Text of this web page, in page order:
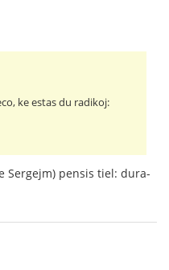
ke estas du radikoj:
Sergejm) pensis tiel: dura-